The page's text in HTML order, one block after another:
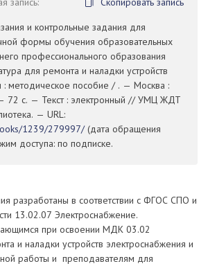
и контрольные задания для
формы обучения образовательных
профессионального образования
для ремонта и наладки устройств
: методическое пособие / . — Москва :
с. — Текст : электронный // УМЦ ЖДТ
— URL:
1239/279997/(дата обращения
доступа: по подписке.
разработаны в соответствии с ФГОС СПО и
13.02.07 Электроснабжение.
при освоении МДК 03.02
и наладки устройств электроснабжения и
работы и преподавателям для